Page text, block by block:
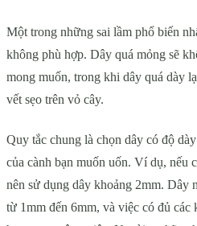
Một trong những sai lầm phổ biến
không phù hợp. Dây quá mỏng sẽ
mong muốn, trong khi dây quá dày
vết sẹo trên vỏ cây.
Quy tắc chung là chọn dây có độ
của cành bạn muốn uốn. Ví dụ, nếu
nên sử dụng dây khoảng 2mm. Dây
từ 1mm đến 6mm, và việc có đủ các